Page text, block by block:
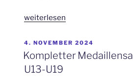
„1.
überwintert
auf
Platz
1
weiterlesen
VERÖFFENTLICHT
AM
4. NOVEMBER 2024
Kompletter
U13-U19